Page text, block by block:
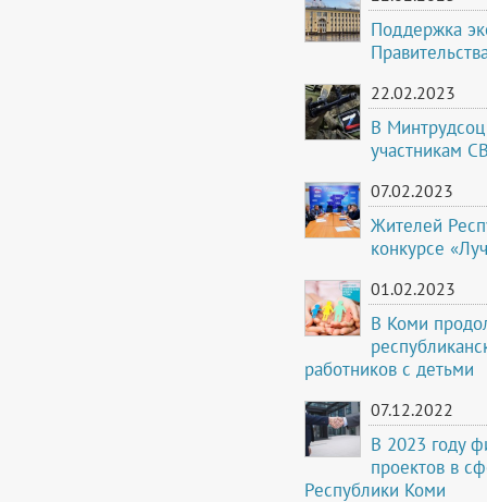
Поддержка
22.02.2023
В
участникам
07.02.2023
Жителей
конкурсе
01.02.2023
В Коми
работников с детьми
07.12.2022
В 2023 году
проектов в
Республики Коми